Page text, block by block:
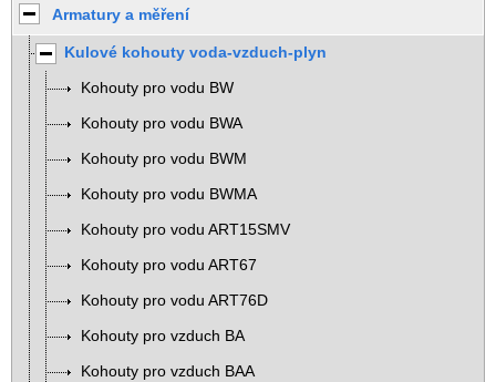
Armatury a měření
Kulové kohouty voda-vzduch-plyn
Kohouty pro vodu BW
Kohouty pro vodu BWA
Kohouty pro vodu BWM
Kohouty pro vodu BWMA
Kohouty pro vodu ART15SMV
Kohouty pro vodu ART67
Kohouty pro vodu ART76D
Kohouty pro vzduch BA
Kohouty pro vzduch BAA